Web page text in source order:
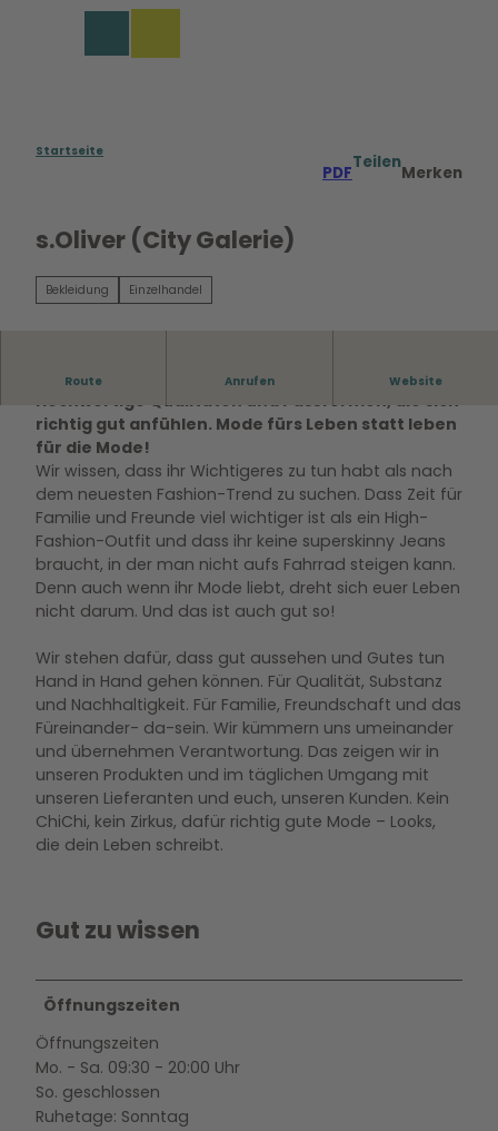
Startseite
PDF
Teilen
Merken
s.Oliver (City Galerie)
Bekleidung Einzelhandel
Route Anrufen Website
Wir stehen für zeitgemäße, moderne Mode.
Hochwertige Qualitäten und Passformen, die sich
richtig gut anfühlen. Mode fürs Leben statt leben
für die Mode!
Wir wissen, dass ihr Wichtigeres zu tun habt als nach
dem neuesten Fashion-Trend zu suchen. Dass Zeit für
Familie und Freunde viel wichtiger ist als ein High-
Fashion-Outfit und dass ihr keine superskinny Jeans
braucht, in der man nicht aufs Fahrrad steigen kann.
Denn auch wenn ihr Mode liebt, dreht sich euer Leben
nicht darum. Und das ist auch gut so!
Wir stehen dafür, dass gut aussehen und Gutes tun
Hand in Hand gehen können. Für Qualität, Substanz
und Nachhaltigkeit. Für Familie, Freundschaft und das
Füreinander- da-sein. Wir kümmern uns umeinander
und übernehmen Verantwortung. Das zeigen wir in
unseren Produkten und im täglichen Umgang mit
unseren Lieferanten und euch, unseren Kunden. Kein
ChiChi, kein Zirkus, dafür richtig gute Mode – Looks,
die dein Leben schreibt.
Gut zu wissen
Öffnungszeiten
Öffnungszeiten
Mo. - Sa. 09:30 - 20:00 Uhr
So. geschlossen
Ruhetage: Sonntag